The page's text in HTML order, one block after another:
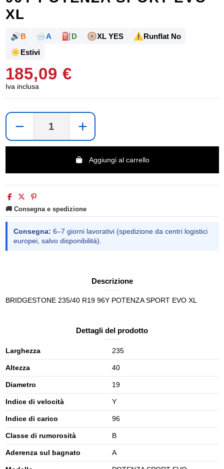
XL
🔊B 🌧️A ⛽D 🛞XL YES ⚠️Runflat No
☀️Estivi
185,09 €
Iva inclusa
− +
Aggiungi al carrello
🚚 Consegna e spedizione
Consegna: 6–7 giorni lavorativi (spedizione da centri logistici
europei, salvo disponibilità).
Descrizione
BRIDGESTONE 235/40 R19 96Y POTENZA SPORT EVO XL
Dettagli del prodotto
Larghezza 235
Altezza 40
Diametro 19
Indice di velocità Y
Indice di carico 96
Classe di rumorosità B
Aderenza sul bagnato A